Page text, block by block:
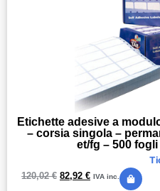
Etichette adesive a
– corsia singola –
et/fg – 500
120,02€ 82,92 € IVA inc.